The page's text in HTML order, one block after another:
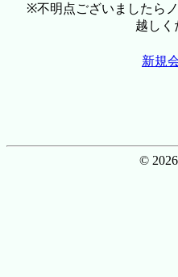
※不明点ございましたら
越しく
新規
©